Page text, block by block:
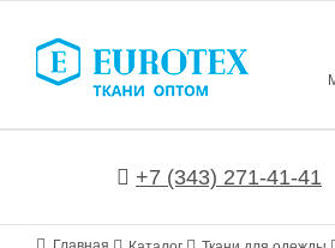
+7 (343) 271-41-41